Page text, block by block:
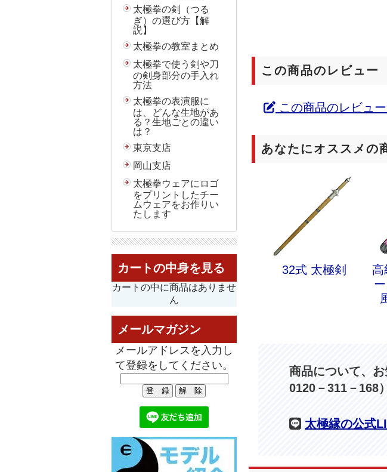
太極拳の剣（つる
ぎ）の選び方【解
説】
太極拳の教室まとめ
太極拳で使う剣や刀
の剣身部分の手入れ
方法
太極拳の表演服に
は、どんな生地があ
る？生地ごとの違い
は？
東京支店
岡山支店
太極拳ウェアにロゴ
をプリントしたチー
ムウェアをお作りい
たします
カートの中身を見る
カートの中に商品はありませ
ん
メールマガジン
メールアドレスを入力し
て登録をしてください。
この商品のレビュー
この商品のレビュ
あなたにオススメの
32式 太極剣
高
商品について、
0120－311－168
太極縁の公式